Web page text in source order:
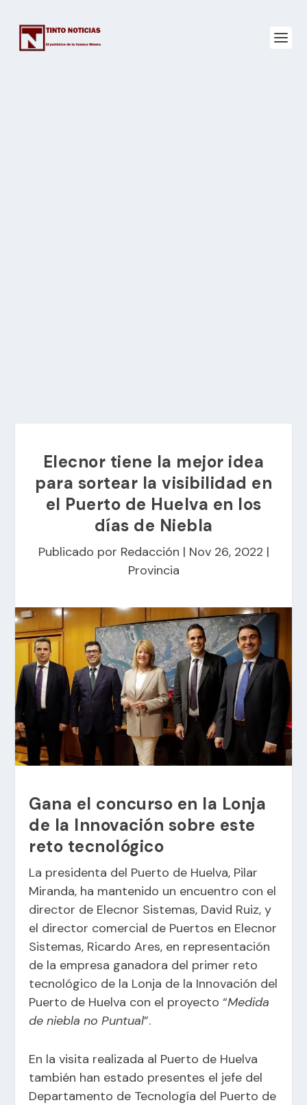
Elecnor tiene la mejor idea
para sortear la visibilidad en
el Puerto de Huelva en los
días de Niebla
Publicado por Redacción | Nov 26, 2022 |
Provincia
Gana el concurso en la Lonja
de la Innovación sobre este
reto tecnológico
La presidenta del Puerto de Huelva, Pilar
Miranda, ha mantenido un encuentro con el
director de Elecnor Sistemas, David Ruiz, y
el director comercial de Puertos en Elecnor
Sistemas, Ricardo Ares, en representación
de la empresa ganadora del primer reto
tecnológico de la Lonja de la Innovación del
Puerto de Huelva con el proyecto “Medida
de niebla no Puntual”.
En la visita realizada al Puerto de Huelva
también han estado presentes el jefe del
Departamento de Tecnología del Puerto de